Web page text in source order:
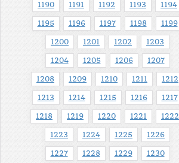
1190 1191 1192 1193 1194
1195 1196 1197 1198 1199
1200 1201 1202 1203
1204 1205 1206 1207
1208 1209 1210 1211 1212
1213 1214 1215 1216 1217
1218 1219 1220 1221 1222
1223 1224 1225 1226
1227 1228 1229 1230